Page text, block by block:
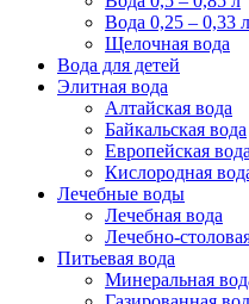
Вода 0,25 – 0,33 л
Щелочная вода
Вода для детей
Элитная вода
Алтайская вода
Байкальская вода
Европейская вода
Кислородная
Лечебные воды
Лечебная вода
Лечебно-
Питьевая вода
Минеральная